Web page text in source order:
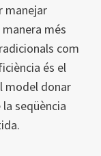
manejar
més
com
és el
model donar
seqüència